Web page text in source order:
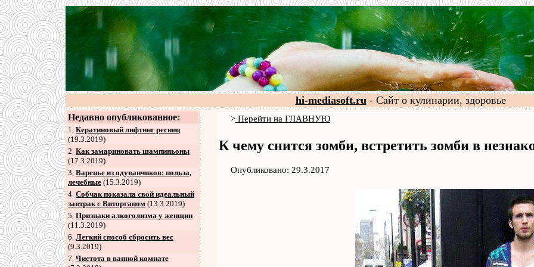
hi-mediasoft.ru- Сайт о кулинарии, здоровье
Недавно опубликованное:
1. Кератиновый лифтинг ресниц
(19.3.2019)
2. Как замариновать шампиньоны
(17.3.2019)
3. Варенье из одуванчиков: польза,
лечебные (15.3.2019)
4. Собчак показала свой идеальный
завтрак с Виторганом (13.3.2019)
5. Признаки алкоголизма у женщин
(11.3.2019)
6. Легкий способ сбросить вес
(9.3.2019)
7. Чистота в ванной комнате
>Перейти на ГЛАВНУЮ
К чему снится зомби, встретить зомби в
Опубликовано: 29.3.2017